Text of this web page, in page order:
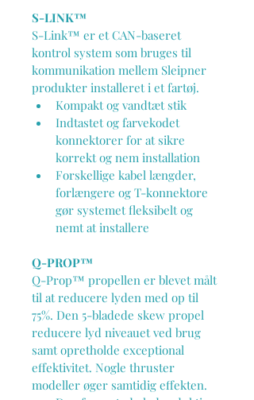
S-LINK™
S-Link™ er et CAN-baseret
kontrol system som bruges til
kommunikation mellem Sleipner
produkter installeret i et fartøj.
Kompakt og vandtæt stik
Indtastet og farvekodet
konnektorer for at sikre
korrekt og nem installation
Forskellige kabel længder,
forlængere og T-konnektore
gør systemet fleksibelt og
nemt at installere
Q-PROP™
Q-Prop™ propellen er blevet målt
til at reducere lyden med op til
75%. Den 5-bladede skew propel
reducere lyd niveauet ved brug
samt opretholde exceptional
effektivitet. Nogle thruster
modeller øger samtidig effekten.